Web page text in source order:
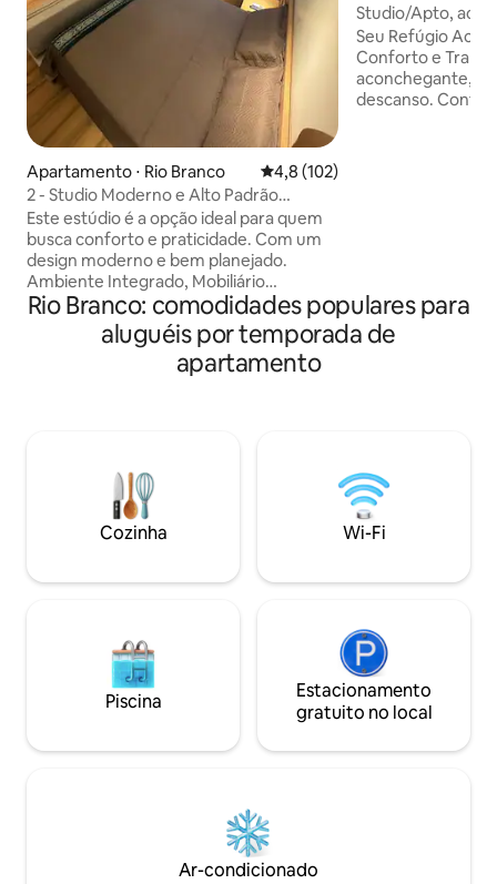
Apartamento ⋅ Rio Branco 4,8 de uma avaliação média de
4,8 (102)
2 - Studio Moderno e Alto Padrão
Conforto Incrível
Este estúdio é a opção ideal para quem
busca conforto e praticidade. Com um
design moderno e bem planejado.
Ambiente Integrado, Mobiliário
Funcional, sofá-cama que se adapta
facilmente ao espaço. Cozinha
Completa: Equipado com micro-ondas,
geladeira, fogão elétrico e armários
trazem elegância ao ambiente. Ar-
condicionado para garantir o máximo
Studio/Apto,
e moderno.
Seu Refúgio
Conforto e
aconchegante,
descanso. Conta
experiência única!
Rio Branco: comodidades populares para
aluguéis por temporada de
apartamento
Cozinha Wi-Fi
Piscina
Estacionamento
gratuito no local
Ar-condicionado